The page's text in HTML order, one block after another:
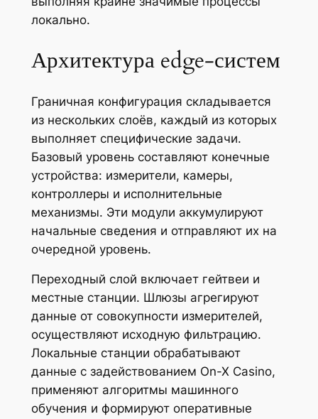
локально.
Архитектура edge‑систем
Граничная конфигурация складывается
из нескольких слоёв, каждый из которых
выполняет специфические задачи.
Базовый уровень составляют конечные
устройства: измерители, камеры,
контроллеры и исполнительные
механизмы. Эти модули аккумулируют
начальные сведения и отправляют их на
очередной уровень.
Переходный слой включает гейтвеи и
местные станции. Шлюзы агрегируют
данные от совокупности измерителей,
осуществляют исходную фильтрацию.
Локальные станции обрабатывают
данные с задействованием On-X Casino,
применяют алгоритмы машинного
обучения и формируют оперативные